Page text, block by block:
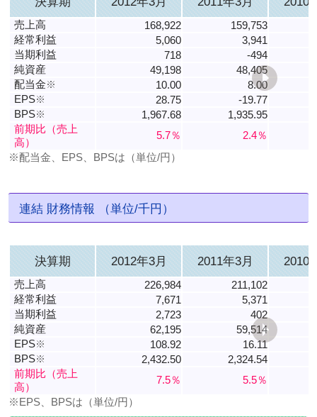
売上高 168,922
159,753
経常利益
5,060
3,941
当期利益
718
-494
純資産
49,198
48,405
配当金※ 10.00
8.00
EPS※ 28.75
-19.77
BPS※ 1,967.68 1,935.95
前期比（売上
高）
5.7％
2.4％
※配当金、EPS、BPSは（単位/円）
連結 財務情報 （単位/千円）
決算期 2012年3月 2011年3月 2010
売上高 226,984
211,102
経常利益
7,671
5,371
当期利益
2,723
402
純資産
62,195
59,514
EPS※ 108.92
16.11
BPS※ 2,432.50 2,324.54
前期比（売上
高）
7.5％
5.5％
※EPS、BPSは（単位/円）